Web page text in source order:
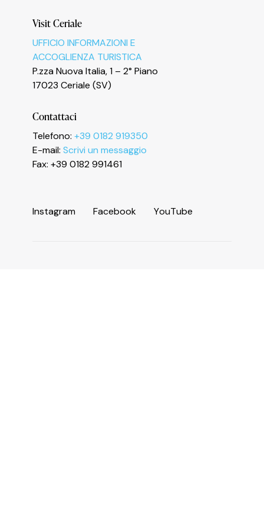
Visit Ceriale
UFFICIO INFORMAZIONI E
ACCOGLIENZA TURISTICA
P.zza Nuova Italia, 1 – 2° Piano
17023 Ceriale (SV)
Contattaci
Telefono: +39 0182 919350
E-mail: Scrivi un messaggio
Fax: +39 0182 991461
Instagram Facebook YouTube